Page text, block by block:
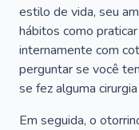
estilo de vida, seu
hábitos como
internamente com
perguntar se você
se fez alguma
Em seguida, o